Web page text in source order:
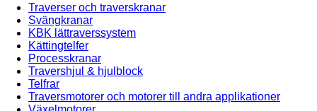
Traverser och traverskranar
Svängkranar
KBK lättraverssystem
Kättingtelfer
Processkranar
Travershjul & hjulblock
Telfrar
Traversmotorer och motorer till andra applikationer